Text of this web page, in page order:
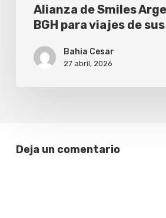
clientes
Alianza de Smiles
BGH para viajes de
Bahia Cesar
27 abril, 2026
Deja un comentario